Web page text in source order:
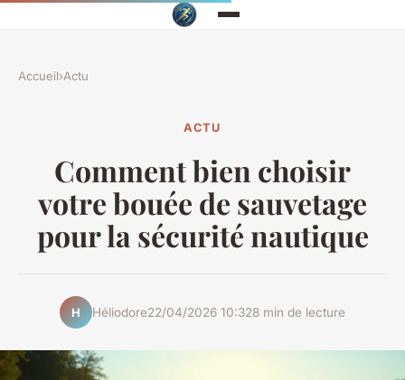
Accueil›Actu
ACTU
Comment bien choisir
votre bouée de sauvetage
pour la sécurité nautique
H Héliodore22/04/2026 10:328 min de lecture